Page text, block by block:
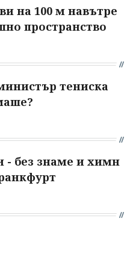
на 100 м навътре
пространство
тениска
- без знаме и химн